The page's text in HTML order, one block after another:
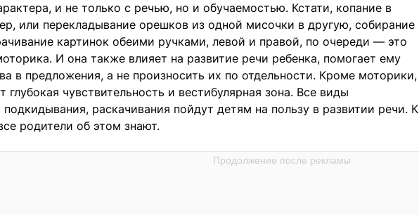
и не только с речью, но и обучаемостью. Кстати, копание в
или перекладывание орешков из одной мисочки в другую, собирание
картинок обеими ручками, левой и правой, по очереди — это
И она также влияет на развитие речи ребенка, помогает ему
в предложения, а не произносить их по отдельности. Кроме моторики,
глубокая чувствительность и вестибулярная зона. Все виды
раскачивания пойдут детям на пользу в развитии речи. К
родители об этом знают.